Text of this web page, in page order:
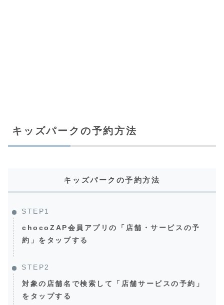
キッズパークの予約方法
キッズパークの予約方法
STEP1
chocoZAP会員アプリの「店舗・サービスの予
約」をタップする
STEP2
対象の店舗名で検索して「店舗サービスの予約」
をタップする